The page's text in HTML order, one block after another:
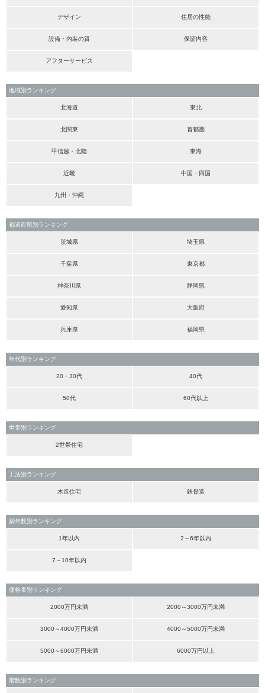
デザイン 住居の性能
設備・内装の質 保証内容
アフターサービス
地域別ランキング
北海道 東北
北関東 首都圏
甲信越・北陸 東海
近畿 中国・四国
九州・沖縄
都道府県別ランキング
茨城県 埼玉県
千葉県 東京都
神奈川県 静岡県
愛知県 大阪府
兵庫県 福岡県
年代別ランキング
20・30代 40代
50代 60代以上
世帯別ランキング
2世帯住宅
工法別ランキング
木造住宅 鉄骨造
築年数別ランキング
1年以内 2～6年以内
7～10年以内
価格帯別ランキング
2000万円未満 2000～3000万円未満
3000～4000万円未満 4000～5000万円未満
5000～6000万円未満 6000万円以上
階数別ランキング